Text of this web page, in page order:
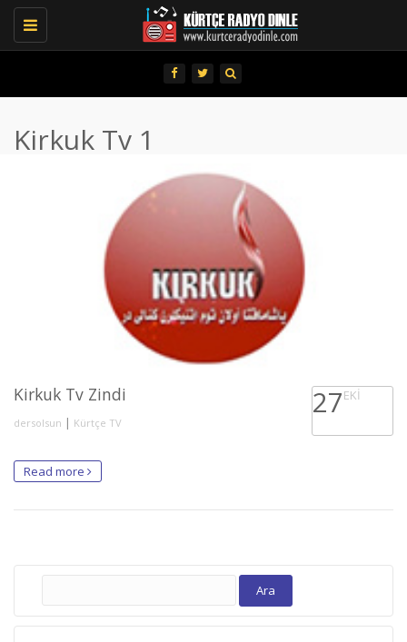
Toggle
navigation
Kirkuk Tv 1
Kirkuk Tv Zindi
dersolsun | Kürtçe TV
27EKI
Read more
Arama: